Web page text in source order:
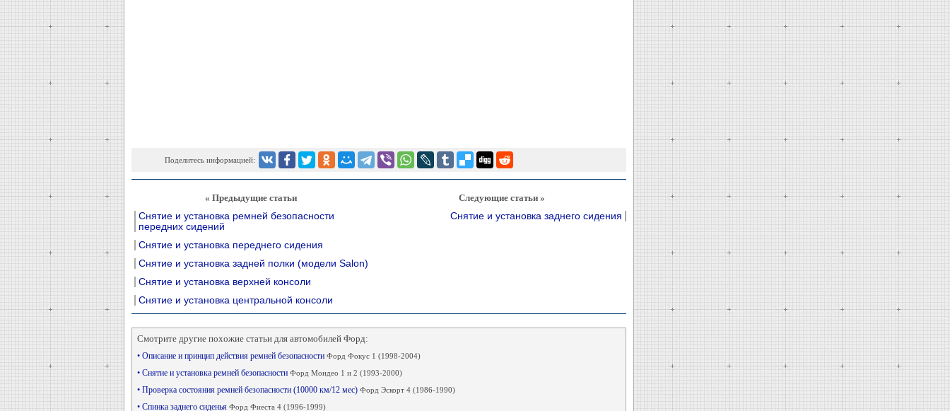
Поделитесь информацией:
« Предыдущие статьи
Снятие и установка ремней безопасности
передних сидений
Снятие и установка переднего сидения
Снятие и установка задней полки (модели Salon)
Снятие и установка верхней консоли
Снятие и установка центральной консоли
Следующие статьи »
Снятие и установка заднего сидения
Смотрите другие похожие статьи для автомобилей Форд:
• Описание и принцип действия ремней безопасности Форд Фокус 1 (1998-2004)
• Снятие и установка ремней безопасности Форд Мондео 1 и 2 (1993-2000)
• Проверка состояния ремней безопасности (10000 км/12 мес) Форд Эскорт 4 (1986-1990)
• Спинка заднего сиденья Форд Фиеста 4 (1996-1999)